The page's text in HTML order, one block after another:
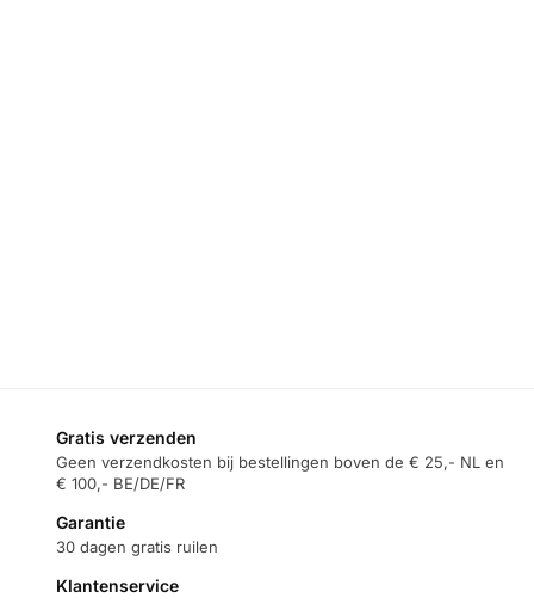
Gratis verzenden
Geen verzendkosten bij bestellingen boven de € 25,- NL en
€ 100,- BE/DE/FR
Garantie
30 dagen gratis ruilen
Klantenservice